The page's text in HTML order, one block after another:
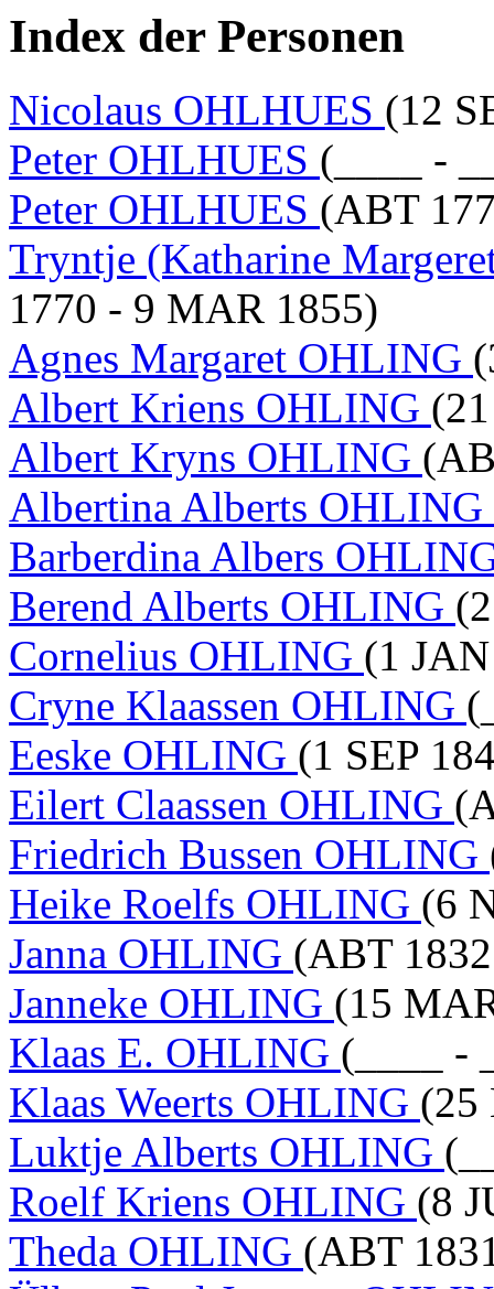
Index der Personen
Nicolaus OHLHUES (12
Peter OHLHUES (____ -
Peter OHLHUES (ABT
Tryntje (Katharine
1770 - 9 MAR 1855)
Agnes Margaret OHLING
Albert Kriens OHLING
Albert Kryns OHLING
Albertina Alberts OHLING
Barberdina Albers
Berend Alberts OHLING
Cornelius OHLING (1
Cryne Klaassen OHLING
Eeske OHLING (1 SEP
Eilert Claassen OHLING
Friedrich Bussen OHLING
Heike Roelfs OHLING (6
Janna OHLING (ABT
Janneke OHLING (15
Klaas E. OHLING (____ -
Klaas Weerts OHLING (25
Luktje Alberts OHLING
Roelf Kriens OHLING (8
Theda OHLING (ABT